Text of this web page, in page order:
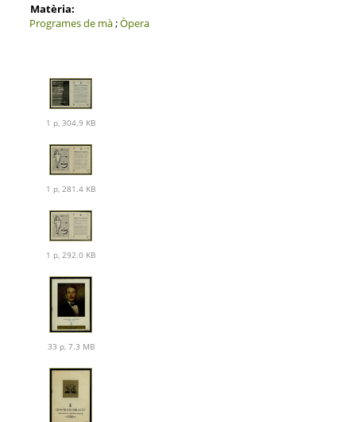
Matèria:
Programes de mà;Òpera
1 p, 304.9 KB
1 p, 281.4 KB
1 p, 292.0 KB
33 p, 7.3 MB